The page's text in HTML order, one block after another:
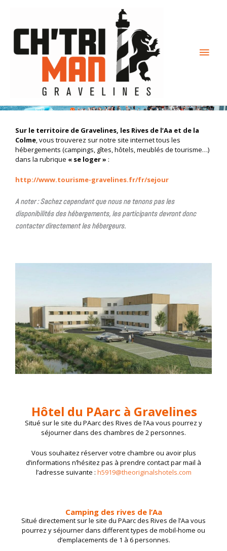
contenu
Sur le territoire de Gravelines, les Rives de l’Aa et de la
Colme, vous trouverez sur notre site internet tous les
hébergements (campings, gîtes, hôtels, meublés de tourisme…)
dans la rubrique « se loger » :
http://www.tourisme-gravelines.fr/fr/sejour
A noter : Sachez cependant que nous ne tenons pas les
disponibilités des hébergements, les participants devront donc
contacter directement les hébergeurs.
Hôtel du PAarc à Gravelines
Situé sur le site du PAarc des Rives de l’Aa vous pourrez y
séjourner dans des chambres de 2 personnes.
Vous souhaitez réserver votre chambre ou avoir plus
d’informations n’hésitez pas à prendre contact par mail à
l’adresse suivante : h5919@theoriginalshotels.com
Camping des rives de l’Aa
Situé directement sur le site du PAarc des Rives de l’Aa vous
pourrez y séjourner dans different types de mobil-home ou
d’emplacements de 1 à 6 personnes.